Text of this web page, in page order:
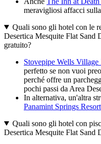
meravigliosi affacci
Quali sono gli hotel con le
Desertica Mesquite Flat Sand
gratuito?
Stovepipe Wells
perfetto se non vuoi
perché offre un
pochi passi da Area
In alternativa, un'altra
Panamint Springs Resort
Quali sono gli hotel con
Desertica Mesquite Flat Sand